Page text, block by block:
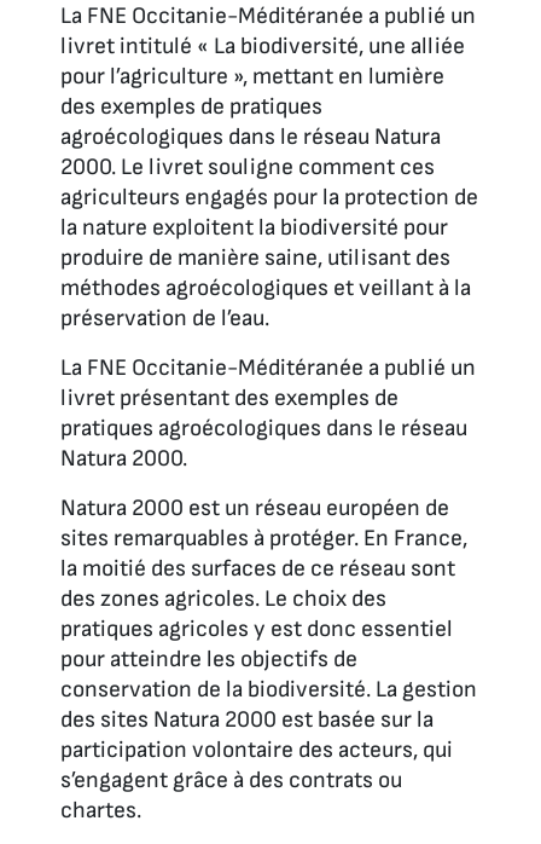
La FNE Occitanie-Méditéranée a publié un
livret intitulé « La biodiversité, une alliée
pour l’agriculture », mettant en lumière
des exemples de pratiques
agroécologiques dans le réseau Natura
2000. Le livret souligne comment ces
agriculteurs engagés pour la protection de
la nature exploitent la biodiversité pour
produire de manière saine, utilisant des
méthodes agroécologiques et veillant à la
préservation de l’eau.
La FNE Occitanie-Méditéranée a publié un
livret présentant des exemples de
pratiques agroécologiques dans le réseau
Natura 2000.
Natura 2000 est un réseau européen de
sites remarquables à protéger. En France,
la moitié des surfaces de ce réseau sont
des zones agricoles. Le choix des
pratiques agricoles y est donc essentiel
pour atteindre les objectifs de
conservation de la biodiversité. La gestion
des sites Natura 2000 est basée sur la
participation volontaire des acteurs, qui
s’engagent grâce à des contrats ou
chartes.